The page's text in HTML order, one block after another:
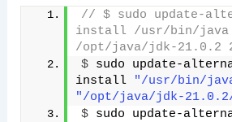
// $ sudo update-
install /usr/bin/java
/opt/java/jdk-21.0.2
$ sudo update-
install
"/usr/bin/
"/opt/java/jdk-
$ sudo update-